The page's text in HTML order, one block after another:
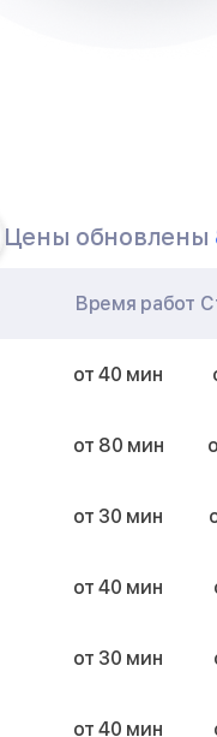
Цены обновлены
Время работ
от 40 мин
от 80 мин
от 30 мин
от 40 мин
от 30 мин
от 40 мин